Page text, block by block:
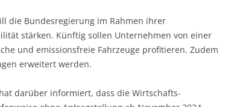
die Bundesregierung im Rahmen ihrer
stärken. Künftig sollen Unternehmen von einer
und emissionsfreie Fahrzeuge profitieren. Zudem
erweitert werden.
darüber informiert, dass die Wirtschafts-